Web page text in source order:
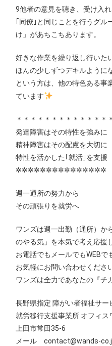
9他者の意見を聴き、受け入
｢同僚｣と同じことを行うグ
け」があちこちあります。
好きな作業を繰り返し行いた
ほんの少しずつデキルように
という方は、他の特色ある事
ています
＊＊＊＊＊＊＊＊＊＊＊＊＊
発達障害はその特性を強みに
精神障害はその配慮を大切に
特性を活かした｢就活｣を支援
✲✲✲✲✲✲✲✲✲✲✲✲✲✲✲
週一通所の努力から
その頑張りを就労へ
ワンズは週一出勤（通所）か
のやる気」を本気で考え応援
お電話でもメールでもWEBで
お気軽にお問い合わせくださ
ワンズは全力であなたの『チ
長野県指定 障がい者福祉サー
就労移行支援事業所 オフィス
上田市常田35-6
メール contact@wands-